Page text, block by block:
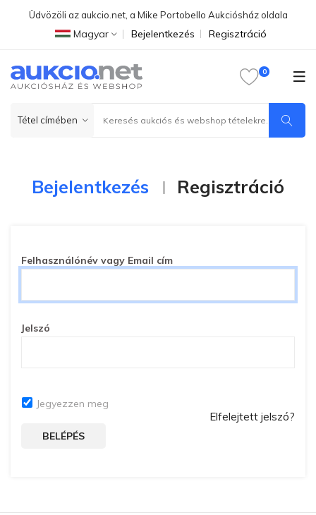
Üdvözöli az aukcio.net, a Mike Portobello Aukciósház oldala
Magyar Bejelentkezés Regisztráció
Bejelentkezés Regisztráció
Felhasználónév vagy Email cím
Jelszó
Jegyezzen meg
Elfelejtett jelszó?
BELÉPÉS